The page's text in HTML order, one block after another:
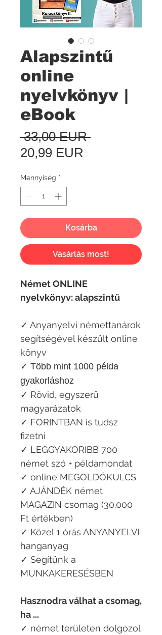
Alapszintű
online
nyelvkönyv |
eBook
33,00 EUR Szokásos
20,99 EUR
Mennyiség *
Kosárba
Vásárlás most!
Német ONLINE
nyelvkönyv: alapszintű
✓ Anyanyelvi némettanárok
segítségével készült online
könyv
✓ Több mint 1000 példa
gyakorláshoz
✓ Rövid, egyszerű
magyarázatok
✓ FORINTBAN is tudsz
fizetni
✓ LEGGYAKORIBB 700
német szó + példamondat
✓ online MEGOLDÓKULCS
✓ AJÁNDÉK német
MAGAZIN csomag (30.000
Ft értékben)
✓ Közel 1 órás ANYANYELVI
hanganyag
✓ Segítünk a
MUNKAKERESÉSBEN
Hasznodra válhat a csomag,
ha ...​
✓ német területen dolgozol